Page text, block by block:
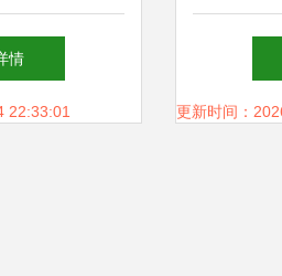
列表
情
22:33:01 更新时间：